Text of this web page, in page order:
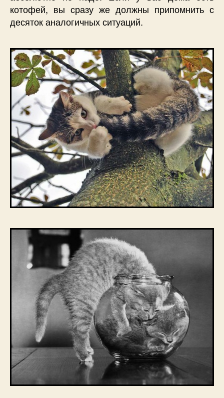
котофей, вы сразу же должны припомнить с
десяток аналогичных ситуаций.